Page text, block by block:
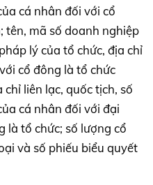
cá nhân đối với cổ
tên, mã số doanh nghiệp
lý của tổ chức, địa chỉ
cổ đông là tổ chức
chỉ liên lạc, quốc tịch, số
cá nhân đối với đại
là tổ chức; số lượng cổ
và số phiếu biểu quyết